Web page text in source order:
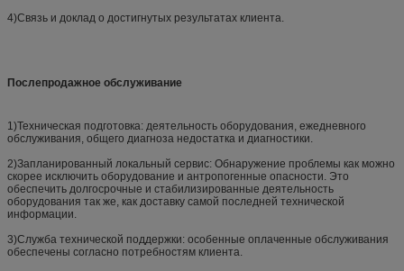
4)Связь и доклад о достигнутых результатах клиента.
Послепродажное обслуживание
1)Техническая подготовка: деятельность оборудования, ежедневного
обслуживания, общего диагноза недостатка и диагностики.
2)Запланированный локальный сервис: Обнаружение проблемы как можно
скорее исключить оборудование и антропогенные опасности. Это
обеспечить долгосрочные и стабилизированные деятельность
оборудования так же, как доставку самой последней технической
информации.
3)Служба технической поддержки: особенные оплаченные обслуживания
обеспечены согласно потребностям клиента.